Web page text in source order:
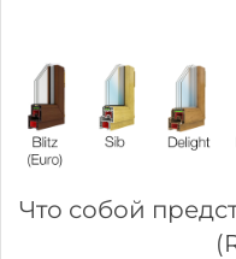
Что собой